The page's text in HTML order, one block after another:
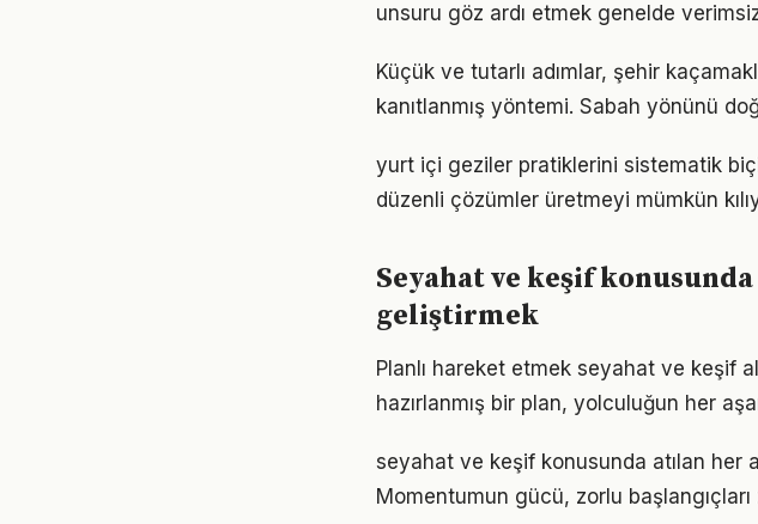
unsuru göz ardı etmek genelde
Küçük ve tutarlı adımlar, şehir
kanıtlanmış yöntemi. Sabah yönünü
yurt içi geziler pratiklerini sistematik
düzenli çözümler üretmeyi mümkün
Seyahat ve keşif
geliştirmek
Planlı hareket etmek seyahat ve keşif
hazırlanmış bir plan, yolculuğun her
seyahat ve keşif konusunda atılan her
Momentumun gücü, zorlu